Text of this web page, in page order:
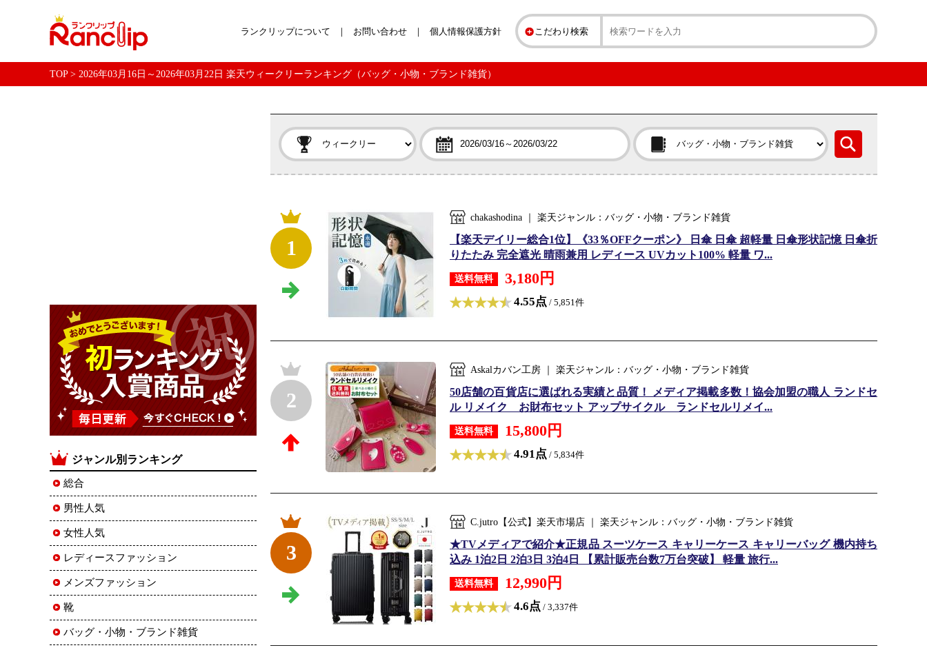
こだわり検索
ランクリップについて お問い合わせ 個人情報保護方針
TOP> 2026年03月16日～2026年03月22日 楽天ウィークリーランキング（バッグ・小物・ブランド雑貨）
1
chakashodina ｜ 楽天ジャンル：バッグ・小物・ブランド雑貨
【楽天デイリー総合1位】《33％OFFクーポン》 日傘 日傘 超軽量 日傘形状記憶 日傘折
りたたみ 完全遮光 晴雨兼用 レディース UVカット100% 軽量 ワ...
送料無料 3,180円
4.55点 / 5,851件
2
Askalカバン工房 ｜ 楽天ジャンル：バッグ・小物・ブランド雑貨
50店舗の百貨店に選ばれる実績と品質！ メディア掲載多数！協会加盟の職人 ランドセ
ル リメイク お財布セット アップサイクル ランドセルリメイ...
送料無料 15,800円
4.91点 / 5,834件
3
C.jutro【公式】楽天市場店 ｜ 楽天ジャンル：バッグ・小物・ブランド雑貨
★TVメディアで紹介★正規品 スーツケース キャリーケース キャリーバッグ 機内持ち
込み 1泊2日 2泊3日 3泊4日 【累計販売台数7万台突破】 軽量 旅行...
送料無料 12,990円
4.6点 / 3,337件
ジャンル別ランキング
総合
男性人気
女性人気
レディースファッション
メンズファッション
靴
バッグ・小物・ブランド雑貨